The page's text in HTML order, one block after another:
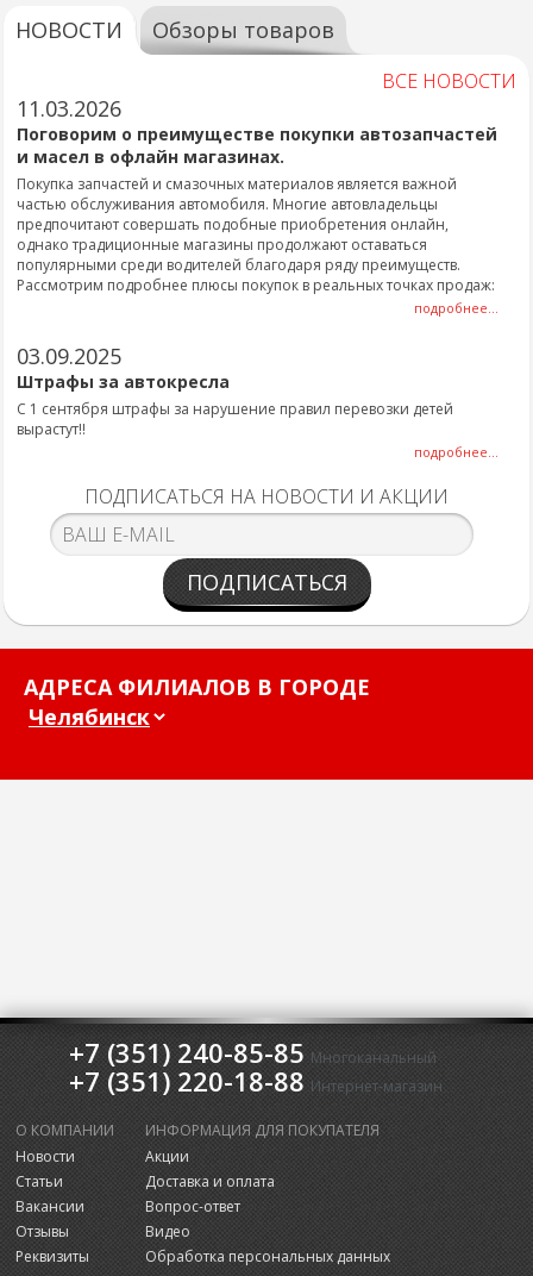
НОВОСТИ Обзоры товаров
ВСЕ НОВОСТИ
11.03.2026
Поговорим о преимуществе покупки автозапчастей
и масел в офлайн магазинах.
Покупка запчастей и смазочных материалов является важной
частью обслуживания автомобиля. Многие автовладельцы
предпочитают совершать подобные приобретения онлайн,
однако традиционные магазины продолжают оставаться
популярными среди водителей благодаря ряду преимуществ.
Рассмотрим подробнее плюсы покупок в реальных точках продаж:
подробнее...
03.09.2025
Штрафы за автокресла
С 1 сентября штрафы за нарушение правил перевозки детей
вырастут!!
подробнее...
ПОДПИСАТЬСЯ НА НОВОСТИ И АКЦИИ
ПОДПИСАТЬСЯ
АДРЕСА ФИЛИАЛОВ В ГОРОДЕ
+7 (351) 240-85-85 Многоканальный
+7 (351) 220-18-88 Интернет-магазин
О КОМПАНИИ
Новости
Статьи
Вакансии
Отзывы
Реквизиты
ИНФОРМАЦИЯ ДЛЯ ПОКУПАТЕЛЯ
Акции
Доставка и оплата
Вопрос-ответ
Видео
Обработка персональных данных